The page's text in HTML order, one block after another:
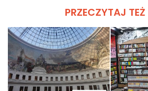
PRZECZYTAJ TEŻ